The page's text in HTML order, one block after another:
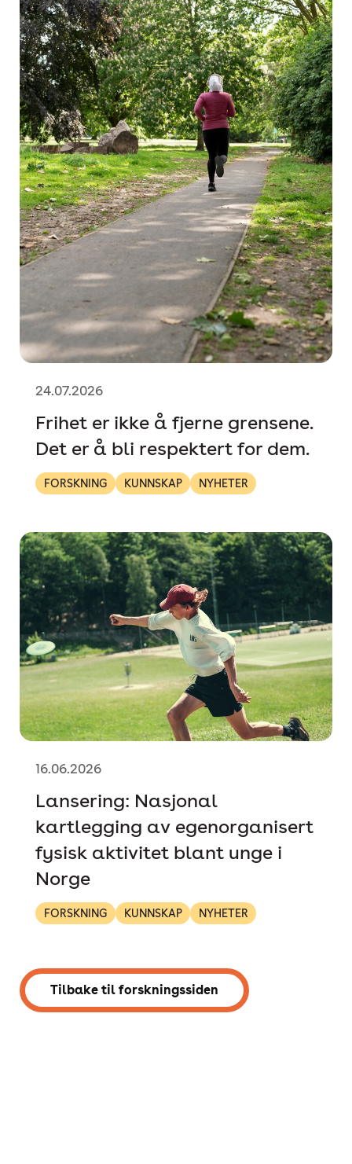
24.07.2026
Frihet er ikke å fjerne grensene.
Det er å bli respektert for dem.
FORSKNING KUNNSKAP NYHETER
16.06.2026
Lansering: Nasjonal
kartlegging av egenorganisert
fysisk aktivitet blant unge i
Norge
FORSKNING KUNNSKAP NYHETER
Tilbake til forskningssiden